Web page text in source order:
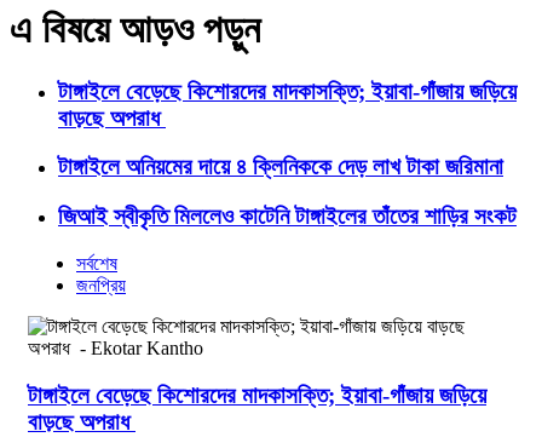
এ বিষয়ে আড়ও পড়ুন
টাঙ্গাইলে বেড়েছে কিশোরদের মাদকাসক্তি; ইয়াবা-গাঁজায় জড়িয়ে
বাড়ছে অপরাধ
টাঙ্গাইলে অনিয়মের দায়ে ৪ ক্লিনিককে দেড় লাখ টাকা জরিমানা
জিআই স্বীকৃতি মিললেও কাটেনি টাঙ্গাইলের তাঁতের শাড়ির সংকট
সর্বশেষ
জনপ্রিয়
টাঙ্গাইলে বেড়েছে কিশোরদের মাদকাসক্তি; ইয়াবা-গাঁজায় জড়িয়ে
বাড়ছে অপরাধ